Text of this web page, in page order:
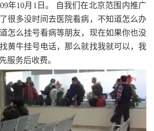
年10月1日。 自我们在北京范围内推广
很多没时间去医院看病，不知道怎么办
怎么挂号看病等朋友，现在如果你也没
黄牛挂号电话，那么就找我就可以，我
服务后收费。